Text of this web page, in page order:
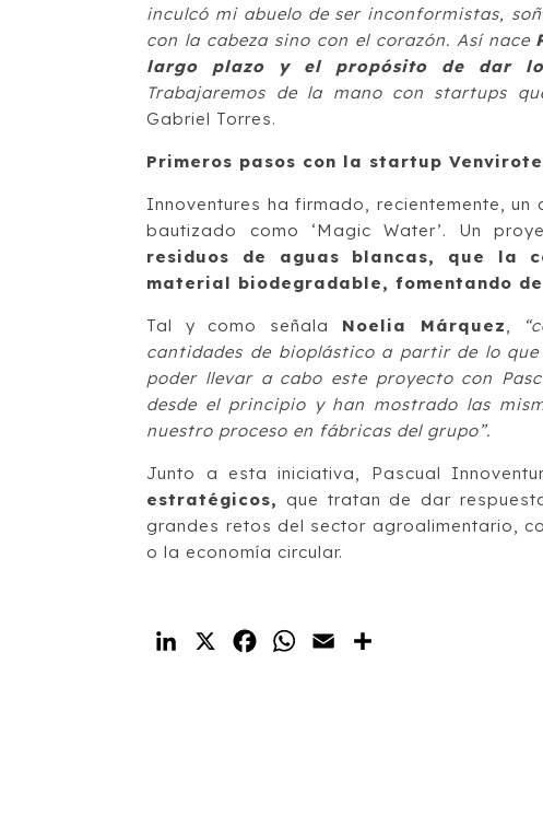
inculcó mi abuelo de ser inconformistas,
con la cabeza sino con el corazón. Así nace
largo plazo y el propósito de dar
Trabajaremos de la mano con startups
Gabriel Torres.
Primeros pasos con la startup
Innoventures ha firmado, recientemente,
bautizado como ‘Magic Water’. Un
residuos de aguas blancas, que la
material biodegradable, fomentando
Tal y como señala Noelia Márquez,
cantidades de bioplástico a partir de lo
poder llevar a cabo este proyecto con
desde el principio y han mostrado las
nuestro proceso en fábricas del grupo”.
Junto a esta iniciativa, Pascual
estratégicos, que tratan de dar
grandes retos del sector agroalimentario,
o la economía circular.
LinkedIn
X FacebookWhatsApp
Email